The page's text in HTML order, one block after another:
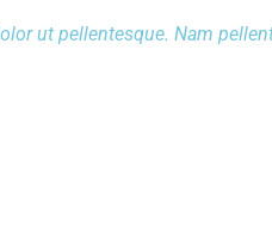
ut pellentesque. Nam